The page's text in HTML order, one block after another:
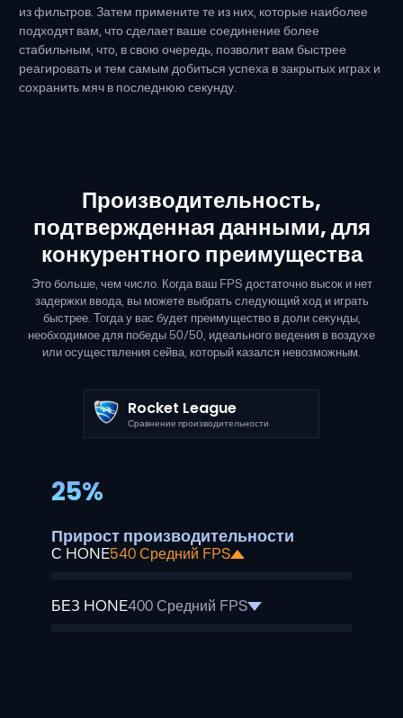
из фильтров. Затем примените те из них, которые наиболее
подходят вам, что сделает ваше соединение более
стабильным, что, в свою очередь, позволит вам быстрее
реагировать и тем самым добиться успеха в закрытых играх и
сохранить мяч в последнюю секунду.
Производительность,
подтвержденная данными, для
конкурентного преимущества
Это больше, чем число. Когда ваш FPS достаточно высок и нет
задержки ввода, вы можете выбрать следующий ход и играть
быстрее. Тогда у вас будет преимущество в доли секунды,
необходимое для победы 50/50, идеального ведения в воздухе
или осуществления сейва, который казался невозможным.
Rocket League
Сравнение производительности
25%
Прирост производительности
С HONE540 Средний FPS
БЕЗ HONE400 Средний FPS